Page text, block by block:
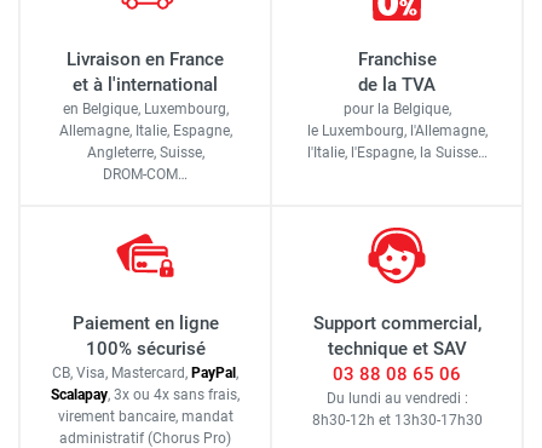
Livraison en France
et à l'international
en Belgique, Luxembourg,
Allemagne, Italie, Espagne,
Angleterre, Suisse,
DROM-COM…
Franchise
de la TVA
pour la Belgique,
le Luxembourg, l'Allemagne,
l'Italie, l'Espagne, la Suisse…
Paiement en ligne
100% sécurisé
CB, Visa, Mastercard, PayPal ,
Scalapay, 3x ou 4x sans frais,
virement bancaire, mandat
administratif (Chorus Pro)
Support commercial,
technique et SAV
03 88 08 65 06
Du lundi au vendredi :
8h30-12h et 13h30-17h30